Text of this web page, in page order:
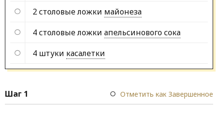
2 столовые ложки майонеза
4 столовые ложки апельсинового сока
4 штуки касалетки
Шаг 1 Отметить как Завершенное